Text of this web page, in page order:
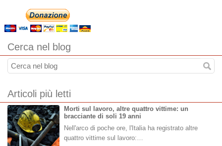
Cerca nel blog
Articoli più letti
Morti sul lavoro, altre quattro vittime: un
bracciante di soli 19 anni
Nell'arco di poche ore, l'Italia ha registrato altre
quattro vittime sul lavoro:…